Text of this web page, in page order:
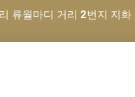
류월마디 거리 2번지 지화